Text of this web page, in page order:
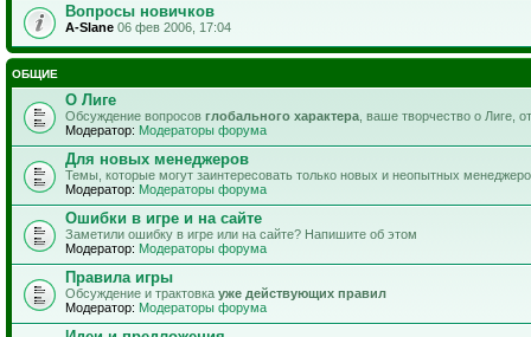
Вопросы новичков
A-Slane 06 фев 2006, 17:04
ОБЩИЕ
О Лиге
Обсуждение вопросов глобального характера , ваше творчество о Лиге,
Модератор: Модераторы форума
Для новых менеджеров
Темы, которые могут заинтересовать только новых и неопытных
Модератор: Модераторы форума
Ошибки в игре и на сайте
Заметили ошибку в игре или на сайте? Напишите об этом
Модератор: Модераторы форума
Правила игры
Обсуждение и трактовка уже действующих правил
Модератор: Модераторы форума